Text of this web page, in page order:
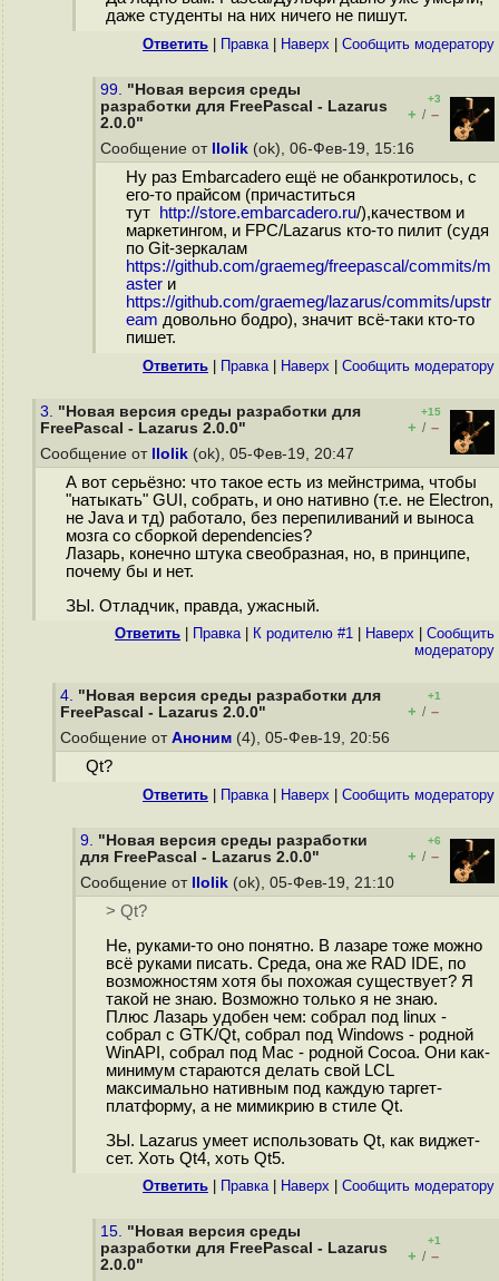
даже студенты на них ничего не пишут.
Ответить Правка| Наверх Cообщить модератору
99. "Новая версия среды
разработки для FreePascal - Lazarus
2.0.0"
+3
+ / –
Сообщение от llolik (ok), 06-Фев-19, 15:16
Ну раз Embarcadero ещё не обанкротилось, с
его-то прайсом (причаститься
тут
http://store.embarcadero.ru/),качеством и
маркетингом, и FPC/Lazarus кто-то пилит (судя
по Git-зеркалам
https://github.com/graemeg/freepascal/commits/m
asterи
https://github.com/graemeg/lazarus/commits/upstr
eam довольно бодро), значит всё-таки кто-то
пишет.
Ответить Правка| Наверх Cообщить модератору
3. "Новая версия среды разработки для
FreePascal - Lazarus 2.0.0"
+15
+ / –
Сообщение от
llolik (ok), 05-Фев-19, 20:47
А вот серьёзно: что такое есть из мейнстрима, чтобы
"натыкать" GUI, собрать, и оно нативно (т.е. не Electron,
не Java и тд) работало, без перепиливаний и выноса
мозга со сборкой dependencies?
Лазарь, конечно штука свеобразная, но, в принципе,
почему бы и нет.
ЗЫ. Отладчик, правда, ужасный.
Ответить Правка| К родителю #1 Наверх
Cообщить
модератору
4. "Новая версия среды разработки для
FreePascal - Lazarus 2.0.0"
+1
+ / –
Сообщение от Аноним (4), 05-Фев-19, 20:56
Qt?
Ответить Правка| Наверх Cообщить модератору
9. "Новая версия среды разработки
для FreePascal - Lazarus 2.0.0"
+6
+ / –
Сообщение от
llolik (ok), 05-Фев-19, 21:10
> Qt?
Не, руками-то оно понятно. В лазаре тоже можно
всё руками писать. Среда, она же RAD IDE, по
возможностям хотя бы похожая существует? Я
такой не знаю. Возможно только я не знаю.
Плюс Лазарь удобен чем: собрал под linux -
собрал с GTK/Qt, собрал под Windows - родной
WinAPI, собрал под Mac - родной Cocoa. Они как-
минимум стараются делать свой LCL
максимально нативным под каждую таргет-
платформу, а не мимикрию в стиле Qt.
ЗЫ. Lazarus умеет использовать Qt, как виджет-
сет. Хоть Qt4, хоть Qt5.
Ответить Правка| Наверх Cообщить модератору
15. "Новая версия среды
разработки для FreePascal - Lazarus
2.0.0"
+1
+ / –